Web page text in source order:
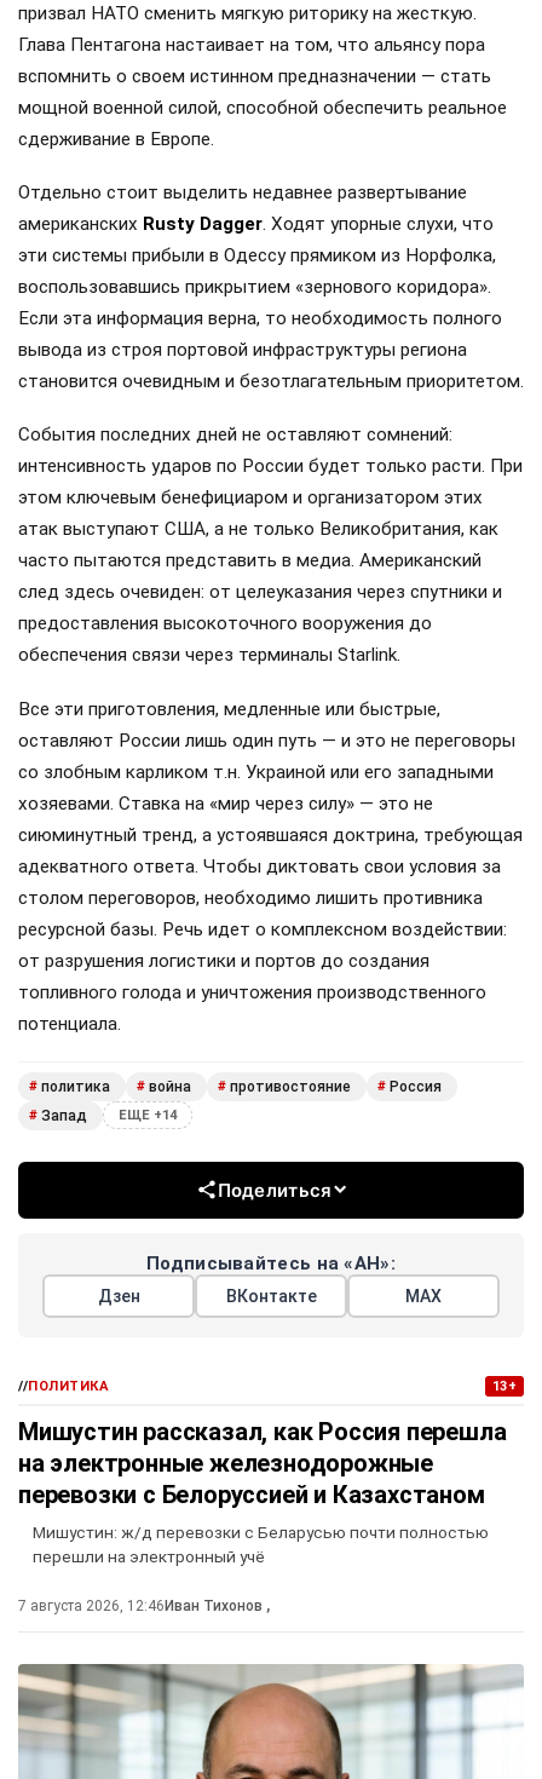
призвал НАТО сменить мягкую риторику на жесткую.
Глава Пентагона настаивает на том, что альянсу пора
вспомнить о своем истинном предназначении — стать
мощной военной силой, способной обеспечить реальное
сдерживание в Европе.
Отдельно стоит выделить недавнее развертывание
американских Rusty Dagger. Ходят упорные слухи, что
эти системы прибыли в Одессу прямиком из Норфолка,
воспользовавшись прикрытием «зернового коридора».
Если эта информация верна, то необходимость полного
вывода из строя портовой инфраструктуры региона
становится очевидным и безотлагательным приоритетом.
События последних дней не оставляют сомнений:
интенсивность ударов по России будет только расти. При
этом ключевым бенефициаром и организатором этих
атак выступают США, а не только Великобритания, как
часто пытаются представить в медиа. Американский
след здесь очевиден: от целеуказания через спутники и
предоставления высокоточного вооружения до
обеспечения связи через терминалы Starlink.
Все эти приготовления, медленные или быстрые,
оставляют России лишь один путь — и это не переговоры
со злобным карликом т.н. Украиной или его западными
хозяевами. Ставка на «мир через силу» — это не
сиюминутный тренд, а устоявшаяся доктрина, требующая
адекватного ответа. Чтобы диктовать свои условия за
столом переговоров, необходимо лишить противника
ресурсной базы. Речь идет о комплексном воздействии:
от разрушения логистики и портов до создания
топливного голода и уничтожения производственного
потенциала.
# политика # война # противостояние # Россия
# Запад ЕЩЕ +14
Поделиться
Подписывайтесь на «АН»:
Дзен ВКонтакте МАХ
//ПОЛИТИКА 13+
Мишустин рассказал, как Россия перешла
на электронные железнодорожные
перевозки с Белоруссией и Казахстаном
Мишустин: ж/д перевозки с Беларусью почти полностью
перешли на электронный учё
7 августа 2026, 12:46Иван Тихонов ,